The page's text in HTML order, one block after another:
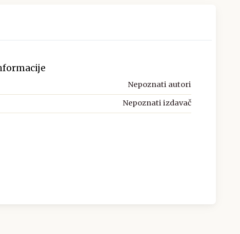
Nepoznati autori
Nepoznati izdavač